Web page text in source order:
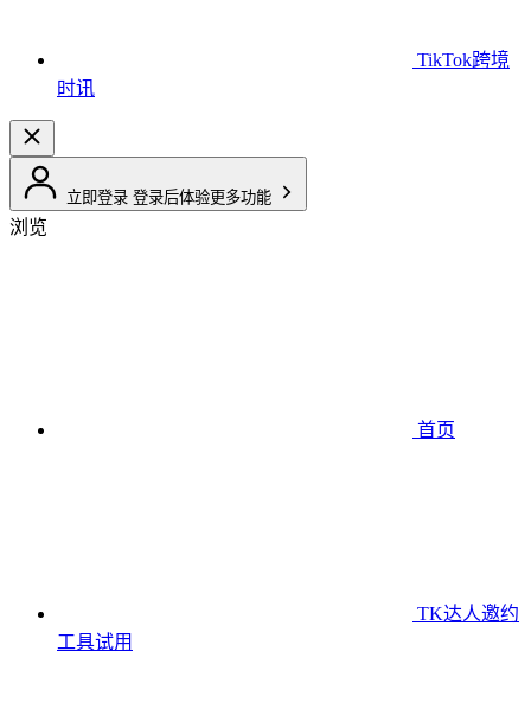
TikTok跨境
时讯
立即登录 登录后体验更多功能
浏览
首页
TK达人邀约
工具试用